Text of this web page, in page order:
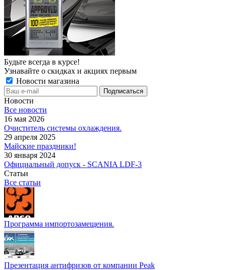
Будьте всегда в курсе!
Узнавайте о скидках и акциях первым
Новости магазина
Новости
Все новости
16 мая 2026
Очиститель системы охлаждения.
29 апреля 2025
Майские праздники!
30 января 2024
Официальный допуск - SCANIA LDF-3
Статьи
Все статьи
Программа импортозамещения.
Презентация антифризов от компании Peak